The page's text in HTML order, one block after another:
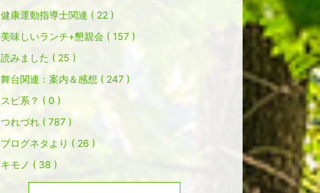
健康運動指導士関連 ( 22 )
美味しいランチ+懇親会 ( 157 )
読みました ( 25 )
舞台関連：案内＆感想 ( 247 )
スピ系？ ( 0 )
つれづれ ( 787 )
ブログネタより ( 26 )
キモノ ( 38 )